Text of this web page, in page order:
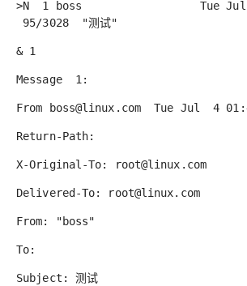
>N 1 boss Tue Jul 4
95/3028 "测试"
& 1
Message 1:
From boss@linux.com Tue Jul 4
Return-Path:
X-Original-To: root@linux.com
Delivered-To: root@linux.com
From: "boss"
To:
Subject: 测试